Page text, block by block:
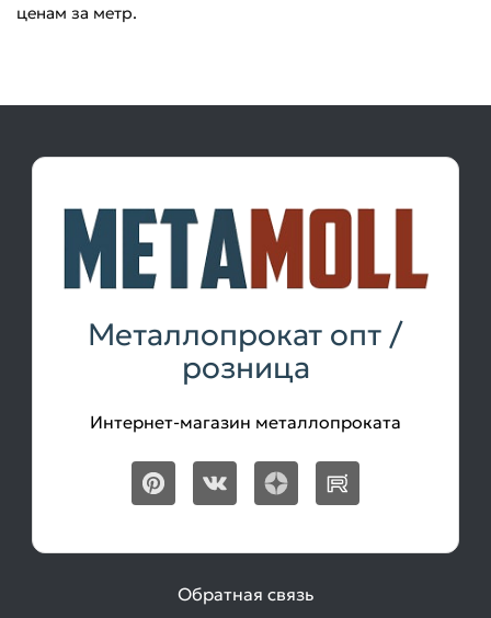
ценам за метр.
Металлопрокат опт /
розница
Интернет-магазин металлопроката
Обратная связь